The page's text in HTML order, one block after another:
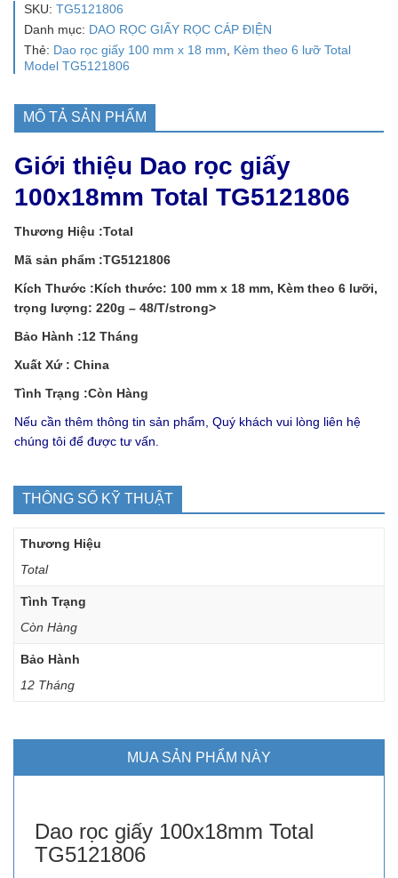
SKU: TG5121806
Danh mục: DAO RỌC GIẤY RỌC CÁP ĐIỆN
Thẻ: Dao rọc giấy 100 mm x 18 mm
Kèm theo 6 lưỡ Total
Model TG5121806
MÔ TẢ SẢN PHẨM
Giới thiệu Dao rọc giấy
100x18mm Total TG5121806
Thương Hiệu :Total
Mã sản phẩm :TG5121806
Kích Thước :Kích thước: 100 mm x 18 mm, Kèm theo 6 lưỡi,
trọng lượng: 220g – 48/T/strong>
Bảo Hành :12 Tháng
Xuất Xứ : China
Tình Trạng :Còn Hàng
Nếu cần thêm thông tin sản phẩm, Quý khách vui lòng liên hệ
chúng tôi để được tư vấn.
THÔNG SỐ KỸ THUẬT
Thương Hiệu
Total
Tình Trạng
Còn Hàng
Bảo Hành
12 Tháng
MUA SẢN PHẨM NÀY
Dao rọc giấy 100x18mm Total
TG5121806